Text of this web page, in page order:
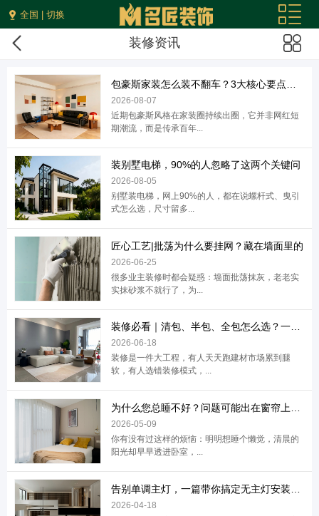
全国 | 切换
装修资讯
2026-08-07
近期包豪斯风格在家装圈持续出圈，它并非网红短
期潮流，而是传承百年...
装别墅电梯，90%的人忽略了这两个关键问
2026-08-05
别墅装电梯，网上90%的人，都在说螺杆式、曳引
式怎么选，尺寸留多...
匠心工艺|批荡为什么要挂网？藏在墙面里的
2026-06-25
很多业主装修时都会疑惑：墙面批荡抹灰，老老实
实抹砂浆不就行了，为...
装修必看｜清包、半包、全包怎么选？一篇帮
2026-06-18
装修是一件大工程，有人天天跑建材市场累到腿
软，有人选错装修模式，...
2026-05-09
你有没有过这样的烦恼：明明想睡个懒觉，清晨的
阳光却早早透进卧室，...
2026-04-18